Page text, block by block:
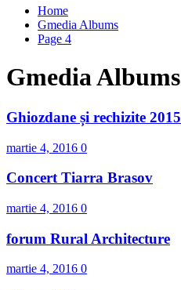
Home
Gmedia Albums
Page 4
Gmedia Albums
Ghiozdane și rechizite 2015
martie 4, 2016 0
Concert Tiarra Brasov
martie 4, 2016 0
forum Rural Architecture
martie 4, 2016 0